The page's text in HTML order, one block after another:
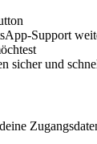
Support
sicher und